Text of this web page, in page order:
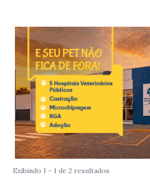
Exibindo 1 - 1 de 2 resultados.